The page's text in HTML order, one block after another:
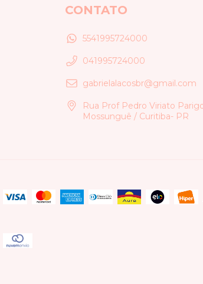
CONTATO
5541995724000
041995724000
gabrielalacosbr@gmail.com
Rua Prof Pedro Viriato
Mossunguê / Curitiba- PR